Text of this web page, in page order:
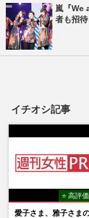
嵐『We
者も招
イチオシ記事
⭐ 高評
愛子さま、雅子さま